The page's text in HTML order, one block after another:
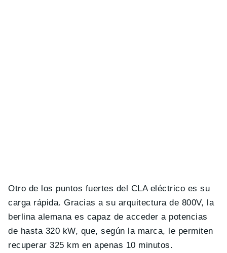
Otro de los puntos fuertes del CLA eléctrico es su
carga rápida. Gracias a su arquitectura de 800V, la
berlina alemana es capaz de acceder a potencias
de hasta 320 kW, que, según la marca, le permiten
recuperar 325 km en apenas 10 minutos.